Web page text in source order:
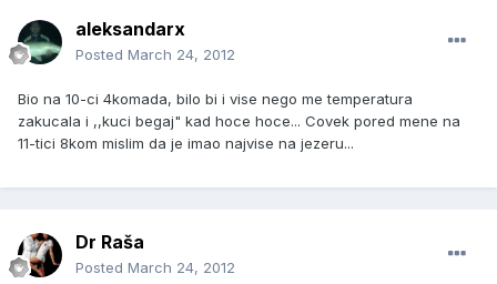
aleksandarx
Posted March 24, 2012
Bio na 10-ci 4komada, bilo bi i vise nego me temperatura
zakucala i ,,kuci begaj" kad hoce hoce... Covek pored mene na
11-tici 8kom mislim da je imao najvise na jezeru...
Dr Raša
Posted March 24, 2012